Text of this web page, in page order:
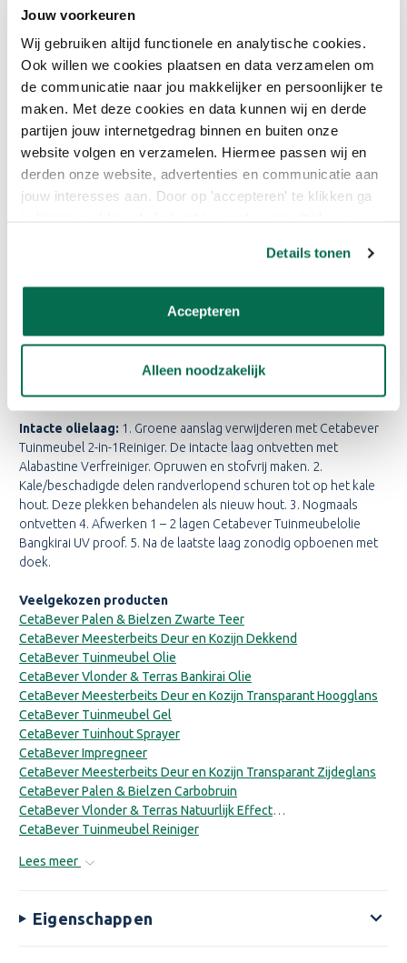
Jouw voorkeuren
Wij gebruiken altijd functionele en analytische cookies.
Ook willen we cookies plaatsen en data verzamelen om
de communicatie naar jou makkelijker en persoonlijker te
maken. Met deze cookies en data kunnen wij en derde
partijen jouw internetgedrag binnen en buiten onze
website volgen en verzamelen. Hiermee passen wij en
derden onze website, advertenties en communicatie aan
jouw interesses aan. Door op 'accepteren' te klikken ga
Details tonen
Accepteren
Alleen noodzakelijk
Verwerkingsgegevens
Gereedschap: Kwast Roller Tuinhoutsprayer Acrylkwast
Acrylroller Reinigen gereedschap / Water Water Water.
Verdunnen % verdunning 0 – 5% 0 – 5% Gebruiksklaar
Systeeminformatie. Hout:
thinner. 2. Schuren in de nerfrichting met schuurpapier
Bangkirai UV proof aan. Laat de laag ca. 20 minuten indringen en
verwijder daarna de overtollige olie. Herhaal deze behandeling
tot het hout geheel verzadigd is. En een egaal uiterlijk vertoont.
Meestal zijn twee lagen voldoende. 5. Na de laatste laag zonodig
opboenen met doek.
Intacte olielaag: 1. Groene aanslag verwijderen met Cetabever
Tuinmeubel 2-in-1Reiniger. De intacte laag ontvetten met
Alabastine Verfreiniger. Opruwen en stofvrij maken. 2.
Kale/beschadigde delen randverlopend schuren tot op het kale
hout. Deze plekken behandelen als nieuw hout. 3. Nogmaals
ontvetten 4. Afwerken 1 – 2 lagen Cetabever Tuinmeubelolie
Bangkirai UV proof. 5. Na de laatste laag zonodig opboenen met
doek.
Veelgekozen producten
CetaBever Palen & Bielzen Zwarte Teer
CetaBever Meesterbeits Deur en Kozijn Dekkend
CetaBever Tuinmeubel Olie
CetaBever Vlonder & Terras Bankirai Olie
CetaBever Meesterbeits Deur en Kozijn Transparant Hoogglans
CetaBever Tuinmeubel Gel
CetaBever Tuinhout Sprayer
CetaBever Impregneer
CetaBever Meesterbeits Deur en Kozijn Transparant Zijdeglans
CetaBever Palen & Bielzen Carbobruin
CetaBever Vlonder & Terras Natuurlijk Effect
CetaBever Tuinmeubel Reiniger
Lees meer
Eigenschappen